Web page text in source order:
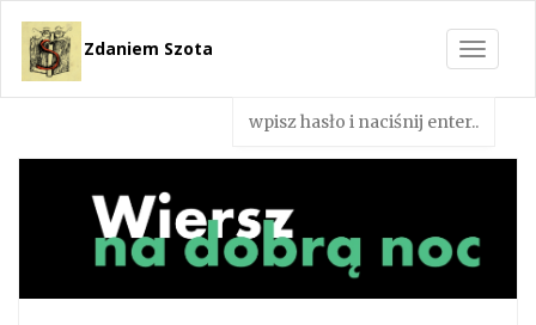
Toggle
Zdaniem Szota